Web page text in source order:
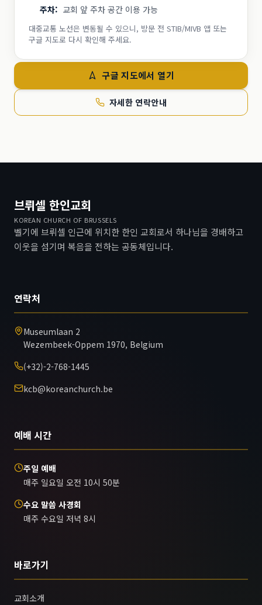
주차: 교회 앞 주차 공간 이용 가능
대중교통 노선은 변동될 수 있으니, 방문 전 STIB/MIVB 앱 또는
구글 지도로 다시 확인해 주세요.
구글 지도에서 열기
자세한 연락안내
브뤼셀 한인교회
KOREAN CHURCH OF BRUSSELS
벨기에 브뤼셀 인근에 위치한 한인 교회로서 하나님을 경배하고
이웃을 섬기며 복음을 전하는 공동체입니다.
연락처
Museumlaan 2
Wezembeek-Oppem 1970, Belgium
(+32)-2-768-1445
kcb@koreanchurch.be
예배 시간
주일 예배
매주 일요일 오전 10시 50분
수요 말씀 사경회
매주 수요일 저녁 8시
바로가기
교회소개